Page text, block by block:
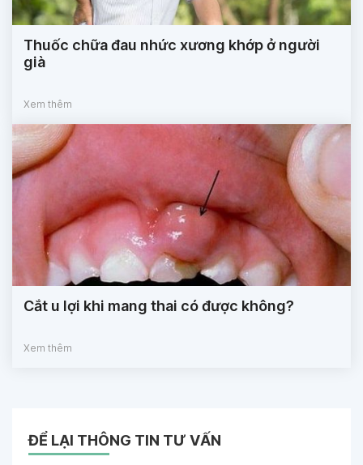
Thuốc chữa đau nhức xương khớp ở người
già
Xem thêm
Cắt u lợi khi mang thai có được không?
Xem thêm
ĐỂ LẠI THÔNG TIN TƯ VẤN